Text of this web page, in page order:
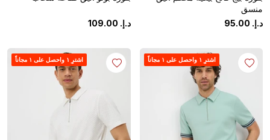
منسق
د.إ.
95.00 د.إ. 109.00
اشترِ ١ واحصل على ١ مجاناً اشترِ ١ واحصل على ١ مجاناً